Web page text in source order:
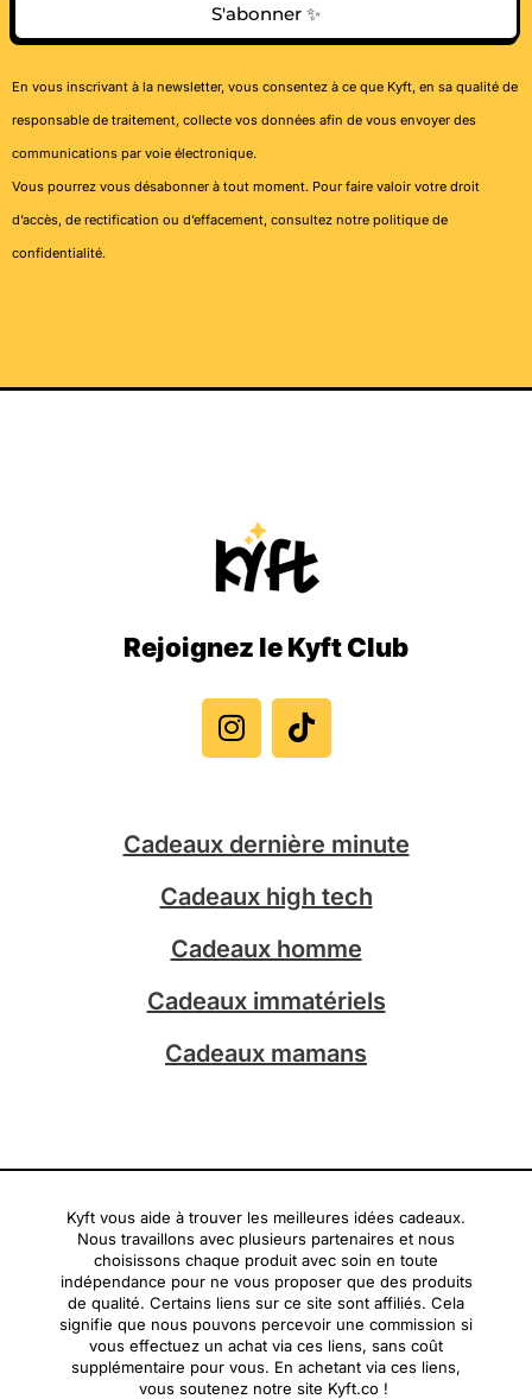
S'abonner ✨
En vous inscrivant à la newsletter, vous consentez à ce que Kyft, en sa qualité de
responsable de traitement, collecte vos données afin de vous envoyer des
communications par voie électronique.
Vous pourrez vous désabonner à tout moment. Pour faire valoir votre droit
d’accès, de rectification ou d’effacement, consultez notre politique de
confidentialité.
Rejoignez le Kyft Club
n
s
t
r
a
m
i
k
t
Cadeaux dernière minute
Cadeaux high tech
Cadeaux homme
Cadeaux immatériels
Cadeaux mamans
Kyft vous aide à trouver les meilleures idées cadeaux.
Nous travaillons avec plusieurs partenaires et nous
choisissons chaque produit avec soin en toute
indépendance pour ne vous proposer que des produits
de qualité. Certains liens sur ce site sont affiliés. Cela
signifie que nous pouvons percevoir une commission si
vous effectuez un achat via ces liens, sans coût
supplémentaire pour vous. En achetant via ces liens,
vous soutenez notre site Kyft.co !